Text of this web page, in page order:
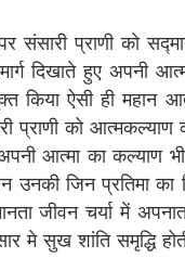
प्राणी को
हुए अपनी
ऐसी ही महान
को आत्मकल्याण
आत्मा का कल्याण भी
उनकी जिन प्रतिमा
जीवन चर्या में
मे सुख शांति समृद्धि